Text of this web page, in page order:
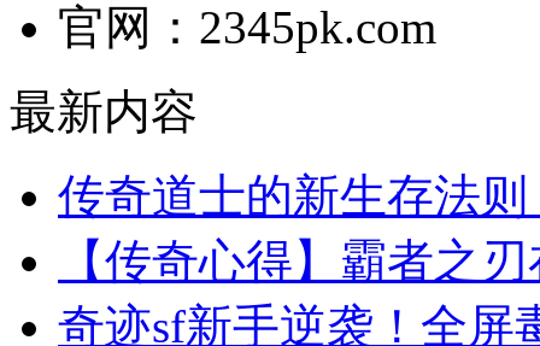
官网：2345pk.com
最新内容
传奇道士的新生存法
【传奇心得】霸者之
奇迹sf新手逆袭！全屏